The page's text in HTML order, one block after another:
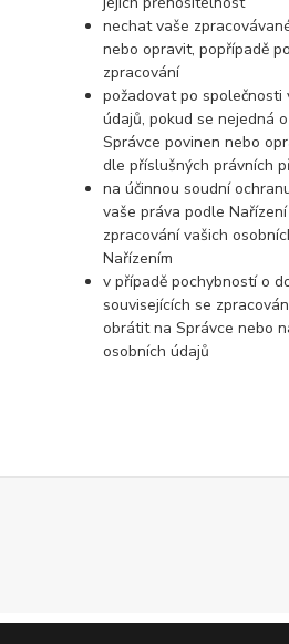
nechat vaše
nebo opravit, popřípadě
zpracování
požadovat po společnosti
údajů, pokud se nejedná
Správce povinen nebo
dle příslušných právních
na účinnou soudní
vaše práva podle
zpracování vašich
Nařízením
v případě pochybností o
souvisejících se
obrátit na Správce nebo
osobních údajů